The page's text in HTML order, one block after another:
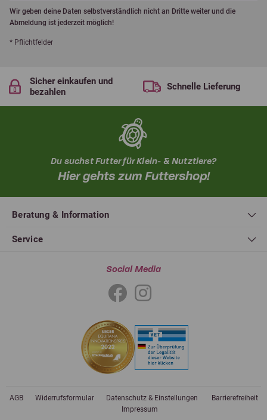
Wir geben deine Daten selbstverständlich nicht an Dritte weiter und die
Abmeldung ist jederzeit möglich!
* Pflichtfelder
Sicher einkaufen und
bezahlen
Schnelle Lieferung
Du suchst Futter für Klein- & Nutztiere?
Hier gehts zum Futtershop!
Beratung & Information
Service
Social Media
AGB Widerrufsformular Datenschutz & Einstellungen
Barrierefreiheit
Impressum